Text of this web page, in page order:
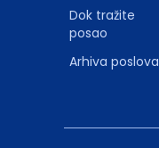
Dok tražite
posao
Arhiva poslova